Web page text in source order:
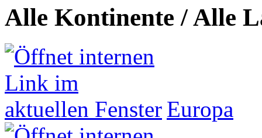
Alle Kontinente / Alle
Europa